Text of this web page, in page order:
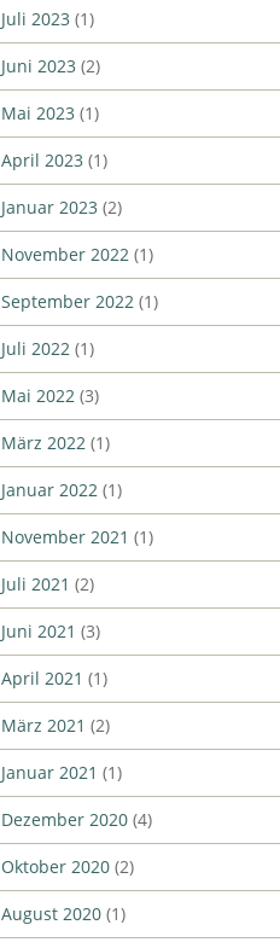
Juli 2023 (1)
Juni 2023 (2)
Mai 2023 (1)
April 2023 (1)
Januar 2023 (2)
November 2022 (1)
September 2022 (1)
Juli 2022 (1)
Mai 2022 (3)
März 2022 (1)
Januar 2022 (1)
November 2021 (1)
Juli 2021 (2)
Juni 2021 (3)
April 2021 (1)
März 2021 (2)
Januar 2021 (1)
Dezember 2020 (4)
Oktober 2020 (2)
August 2020 (1)